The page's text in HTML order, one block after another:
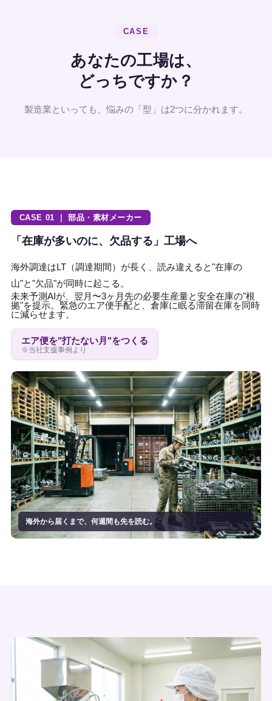
CASE
あなたの工場は、
どっちですか？
製造業といっても、悩みの「型」は2つに分かれます。
CASE 01 ｜ 部品・素材メーカー
「在庫が多いのに、欠品する」工場へ
海外調達はLT（調達期間）が長く、読み違えると"在庫の
山"と"欠品"が同時に起こる。
未来予測AIが、翌月〜3ヶ月先の必要生産量と安全在庫の"根
拠"を提示。緊急のエア便手配と、倉庫に眠る滞留在庫を同時
に減らせます。
エア便を"打たない月"をつくる
※当社支援事例より
海外から届くまで、何週間も先を読む。